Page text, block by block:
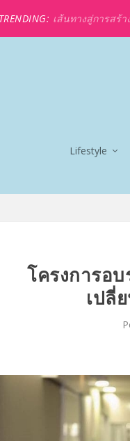
TRENDING: เส้นทางสู่การสร้า
Lifestyle
โครงการอ
เปลี่